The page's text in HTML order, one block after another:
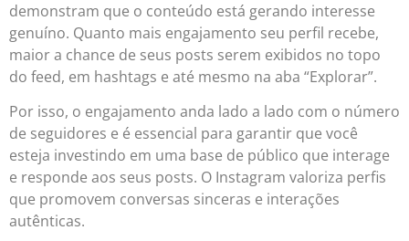
demonstram que o conteúdo está gerando interesse
genuíno. Quanto mais engajamento seu perfil recebe,
maior a chance de seus posts serem exibidos no topo
do feed, em hashtags e até mesmo na aba “Explorar”.
Por isso, o engajamento anda lado a lado com o número
de seguidores e é essencial para garantir que você
esteja investindo em uma base de público que interage
e responde aos seus posts. O Instagram valoriza perfis
que promovem conversas sinceras e interações
autênticas.